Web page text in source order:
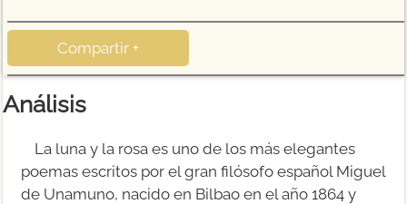
Compartir +
Análisis
La luna y la rosa es uno de los más elegantes
poemas escritos por el gran filósofo español Miguel
de Unamuno, nacido en Bilbao en el año 1864 y